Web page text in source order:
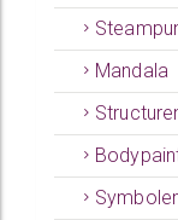
Mandala